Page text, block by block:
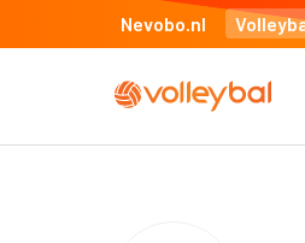
Nevobo.nl